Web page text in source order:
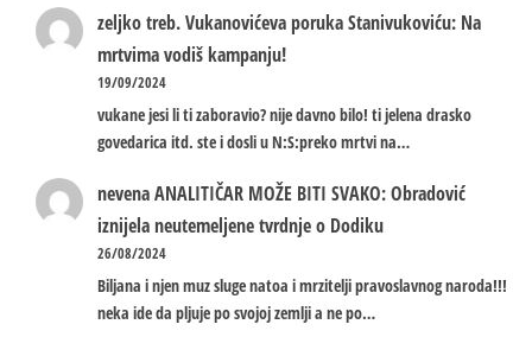
zeljko treb.Vukanovićeva poruka Stanivukoviću: Na
mrtvima vodiš kampanju!
19/09/2024
vukane jesi li ti zaboravio? nije davno bilo! ti jelena drasko
govedarica itd. ste i dosli u N:S:preko mrtvi na…
nevenaANALITIČAR MOŽE BITI SVAKO: Obradović
iznijela neutemeljene tvrdnje o Dodiku
26/08/2024
Biljana i njen muz sluge natoa i mrzitelji pravoslavnog naroda!!!
neka ide da pljuje po svojoj zemlji a ne po…